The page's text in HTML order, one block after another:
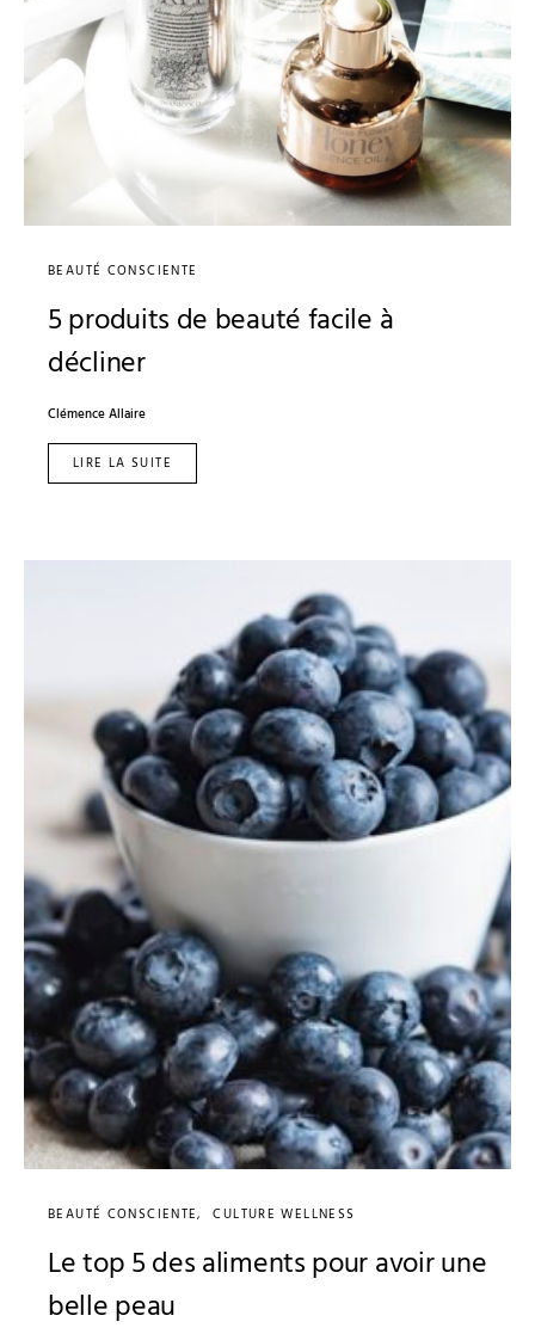
BEAUTÉ CONSCIENTE
5 produits de beauté facile à
décliner
Clémence Allaire
LIRE LA SUITE
BEAUTÉ CONSCIENTE CULTURE WELLNESS
Le top 5 des aliments pour avoir une
belle peau